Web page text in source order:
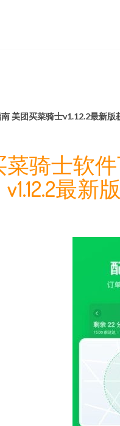
美团买菜骑士v1.12.2最新版
菜骑士软
v1.12.2最